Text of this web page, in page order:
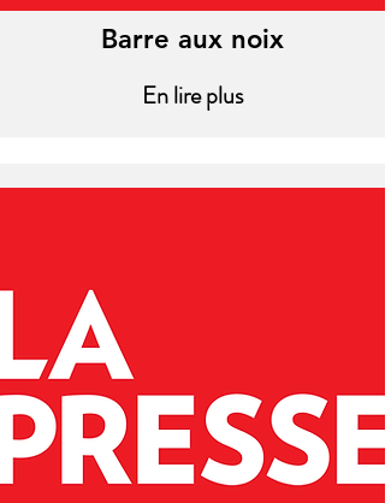
Barre aux noix
En lire plus